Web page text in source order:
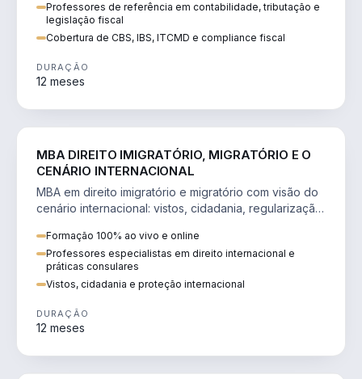
Professores de referência em contabilidade, tributação e
legislação fiscal
Cobertura de CBS, IBS, ITCMD e compliance fiscal
DURAÇÃO
12 meses
MBA DIREITO IMIGRATÓRIO, MIGRATÓRIO E O
CENÁRIO INTERNACIONAL
MBA em direito imigratório e migratório com visão do
cenário internacional: vistos, cidadania, regularização
Formação 100% ao vivo e online
Professores especialistas em direito internacional e
práticas consulares
Vistos, cidadania e proteção internacional
DURAÇÃO
12 meses